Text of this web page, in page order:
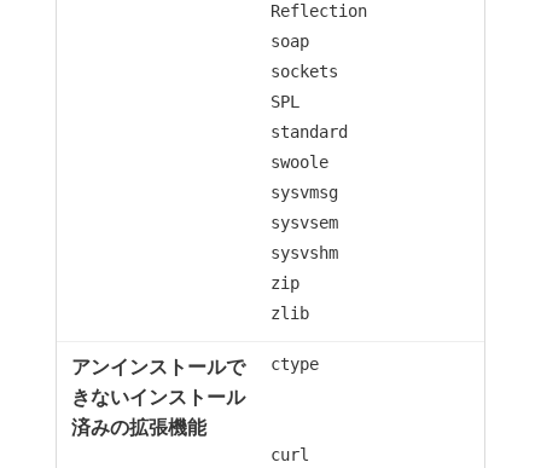
Reflection
soap
sockets
SPL
standard
swoole
sysvmsg
sysvsem
sysvshm
zip
zlib
ctype
curl